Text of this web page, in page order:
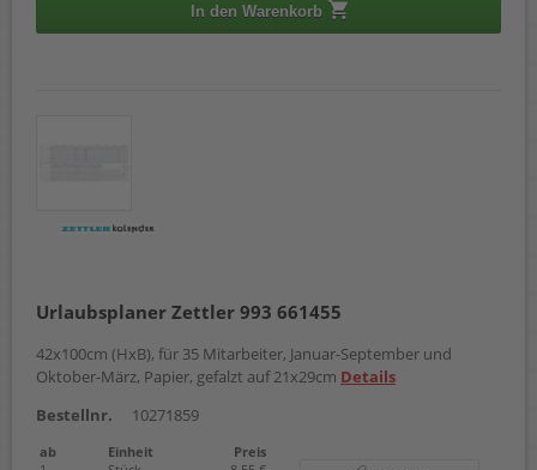
In den Warenkorb
Urlaubsplaner Zettler 993 661455
42x100cm (HxB), für 35 Mitarbeiter, Januar-September und
Oktober-März, Papier, gefalzt auf 21x29cm Details
Bestellnr.
10271859
ab Einheit
Preis